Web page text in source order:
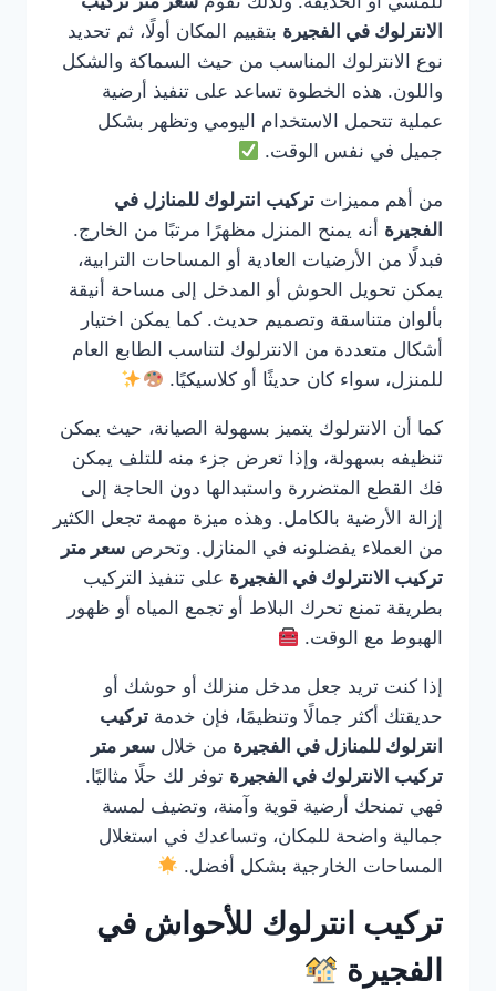
الانترلوك في الفجيرة بتقييم المكان أولًا، ثم تحديد
نوع الانترلوك المناسب من حيث السماكة والشكل
واللون. هذه الخطوة تساعد على تنفيذ أرضية
عملية تتحمل الاستخدام اليومي وتظهر بشكل
جميل في نفس الوقت.
من أهم مميزات تركيب انترلوك للمنازل في
الفجيرة أنه يمنح المنزل مظهرًا مرتبًا من الخارج.
فبدلًا من الأرضيات العادية أو المساحات الترابية،
يمكن تحويل الحوش أو المدخل إلى مساحة أنيقة
بألوان متناسقة وتصميم حديث. كما يمكن اختيار
أشكال متعددة من الانترلوك لتناسب الطابع العام
للمنزل، سواء كان حديثًا أو كلاسيكيًا.
كما أن الانترلوك يتميز بسهولة الصيانة، حيث يمكن
تنظيفه بسهولة، وإذا تعرض جزء منه للتلف يمكن
فك القطع المتضررة واستبدالها دون الحاجة إلى
إزالة الأرضية بالكامل. وهذه ميزة مهمة تجعل الكثير
من العملاء يفضلونه في المنازل. وتحرص سعر متر
تركيب الانترلوك في الفجيرة على تنفيذ التركيب
بطريقة تمنع تحرك البلاط أو تجمع المياه أو ظهور
الهبوط مع الوقت.
إذا كنت تريد جعل مدخل منزلك أو حوشك أو
حديقتك أكثر جمالًا وتنظيمًا، فإن خدمة تركيب
انترلوك للمنازل في الفجيرة من خلال سعر متر
تركيب الانترلوك في الفجيرة توفر لك حلًا مثاليًا.
فهي تمنحك أرضية قوية وآمنة، وتضيف لمسة
جمالية واضحة للمكان، وتساعدك في استغلال
المساحات الخارجية بشكل أفضل.
تركيب انترلوك للأحواش في
الفجيرة